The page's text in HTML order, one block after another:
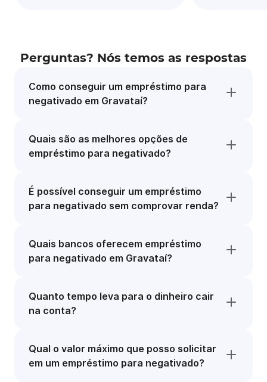
Perguntas? Nós temos as respostas
Como conseguir um empréstimo para
negativado em Gravataí?
Quais são as melhores opções de
empréstimo para negativado?
É possível conseguir um empréstimo
para negativado sem comprovar renda?
Quais bancos oferecem empréstimo
para negativado em Gravataí?
Quanto tempo leva para o dinheiro cair
na conta?
Qual o valor máximo que posso solicitar
em um empréstimo para negativado?